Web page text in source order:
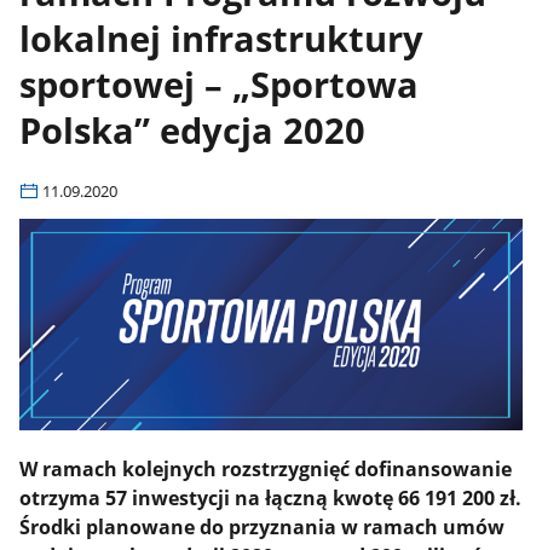
lokalnej infrastruktury
sportowej – „Sportowa
Polska” edycja 2020
11.09.2020
W ramach kolejnych rozstrzygnięć dofinansowanie
otrzyma 57 inwestycji na łączną kwotę 66 191 200 zł.
Środki planowane do przyznania w ramach umów